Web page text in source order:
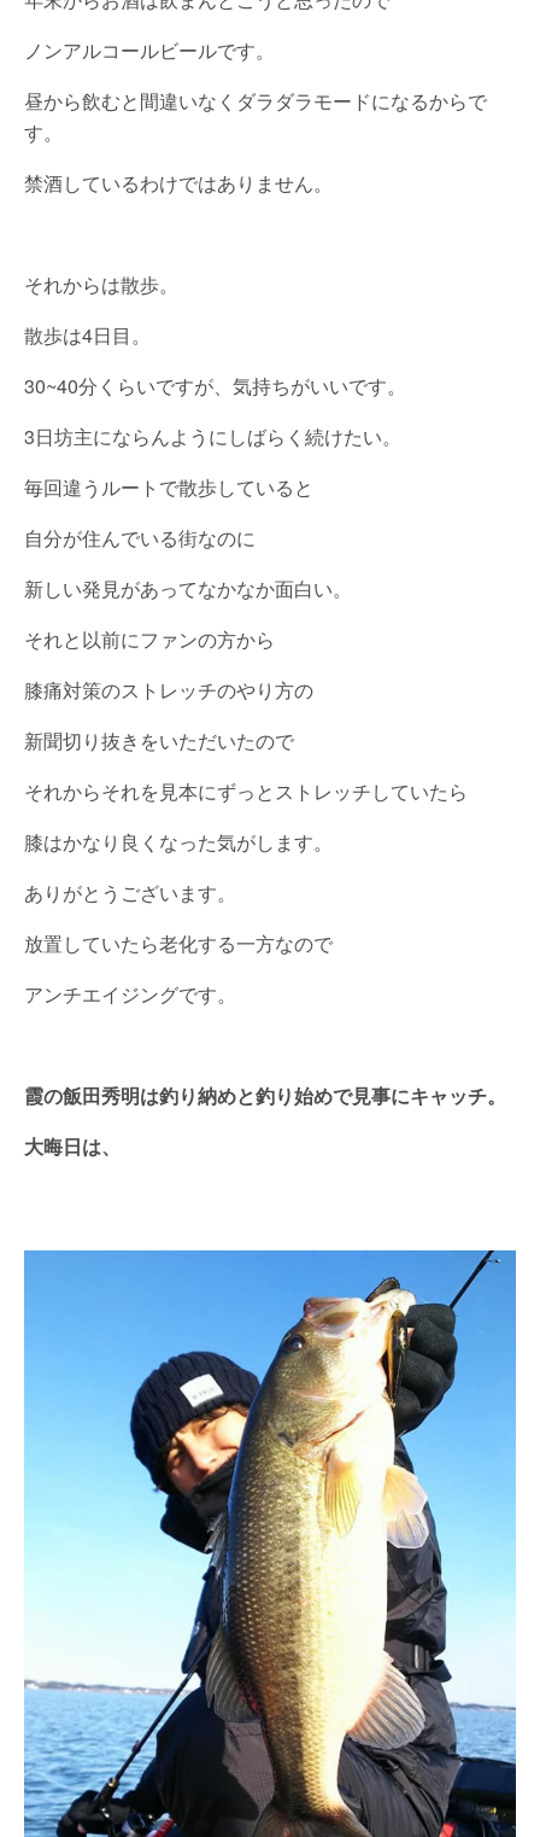
ノンアルコールビールです。
昼から飲むと間違いなくダラダラモードになるからで
す。
禁酒しているわけではありません。
それからは散歩。
散歩は4日目。
30~40分くらいですが、気持ちがいいです。
3日坊主にならんようにしばらく続けたい。
毎回違うルートで散歩していると
自分が住んでいる街なのに
新しい発見があってなかなか面白い。
それと以前にファンの方から
膝痛対策のストレッチのやり方の
新聞切り抜きをいただいたので
それからそれを見本にずっとストレッチしていたら
膝はかなり良くなった気がします。
ありがとうございます。
放置していたら老化する一方なので
アンチエイジングです。
霞の飯田秀明は釣り納めと釣り始めで見事にキャッチ。
大晦日は、